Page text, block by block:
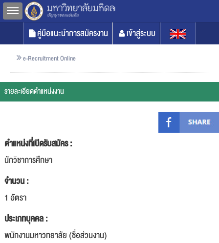
Toggle sidebar
คู่มือแนะนำการสมัครงาน
เข้าสู่ระบบ
e-Recruitment Online
รายละเอียดตำแหน่งงาน
ตำแหน่งที่เปิดรับสมัคร :
นักวิชาการศึกษา
จำนวน :
1 อัตรา
ประเภทบุคคล :
พนักงานมหาวิทยาลัย (ชื่อส่วนงาน)